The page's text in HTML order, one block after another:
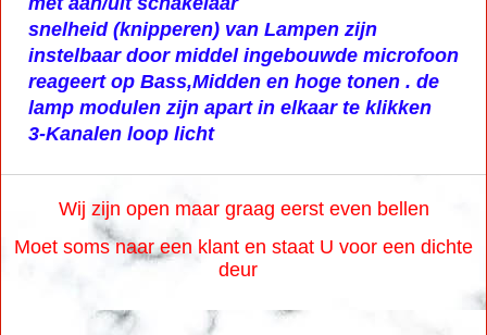
verschillende gekleurde lampen
met aan/uit schakelaar
snelheid (knipperen) van Lampen zijn
instelbaar door middel ingebouwde microfoon
reageert op Bass,Midden en hoge tonen . de
lamp modulen zijn apart in elkaar te klikken
3-Kanalen loop licht
Wij zijn open maar graag eerst even bellen
Moet soms naar een klant en staat U voor een dichte
deur